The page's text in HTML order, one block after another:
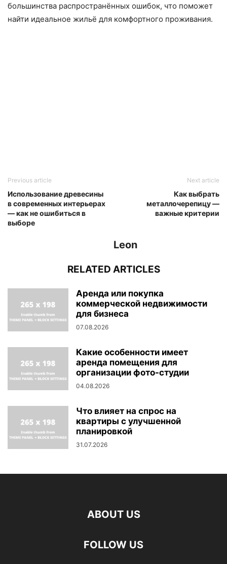
большинства распространённых ошибок, что поможет
найти идеальное жильё для комфортного проживания.
Previous article
Использование древесины
в современных интерьерах
— как не ошибиться в
выборе
Next article
Как выбрать
металлочерепицу —
важные критерии
Leon
RELATED ARTICLES
Аренда или покупка
коммерческой недвижимости
для бизнеса
07.08.2026
Какие особенности имеет
аренда помещения для
организации фото-студии
04.08.2026
Что влияет на спрос на
квартиры с улучшенной
планировкой
31.07.2026
ABOUT US
FOLLOW US